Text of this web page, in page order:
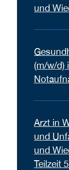
und
(m/w/d)
Arzt in
und
und
Teilzeit